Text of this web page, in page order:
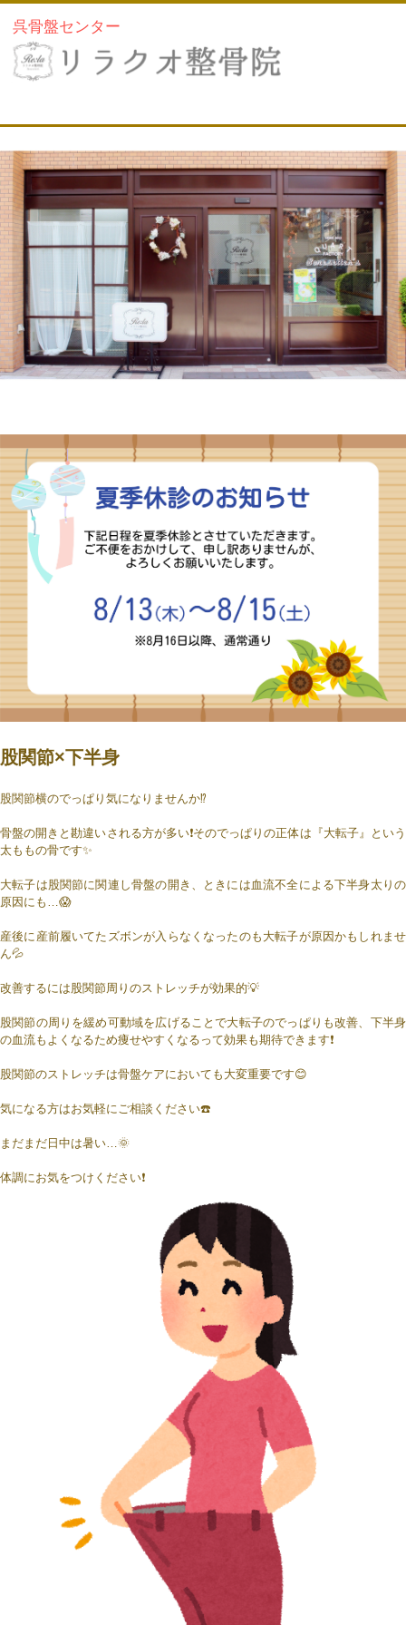
呉骨盤センター
股関節×下半身
股関節横のでっぱり気になりませんか⁉️
骨盤の開きと勘違いされる方が多い❗そのでっぱりの正体は『大転子』という
太ももの骨です✨
大転子は股関節に関連し骨盤の開き、ときには血流不全による下半身太りの
原因にも…😱
産後に産前履いてたズボンが入らなくなったのも大転子が原因かもしれませ
ん💦
改善するには股関節周りのストレッチが効果的💡
股関節の周りを緩め可動域を広げることで大転子のでっぱりも改善、下半身
の血流もよくなるため痩せやすくなるって効果も期待できます❗
股関節のストレッチは骨盤ケアにおいても大変重要です😊
気になる方はお気軽にご相談ください☎️
まだまだ日中は暑い…🌞
体調にお気をつけください❗